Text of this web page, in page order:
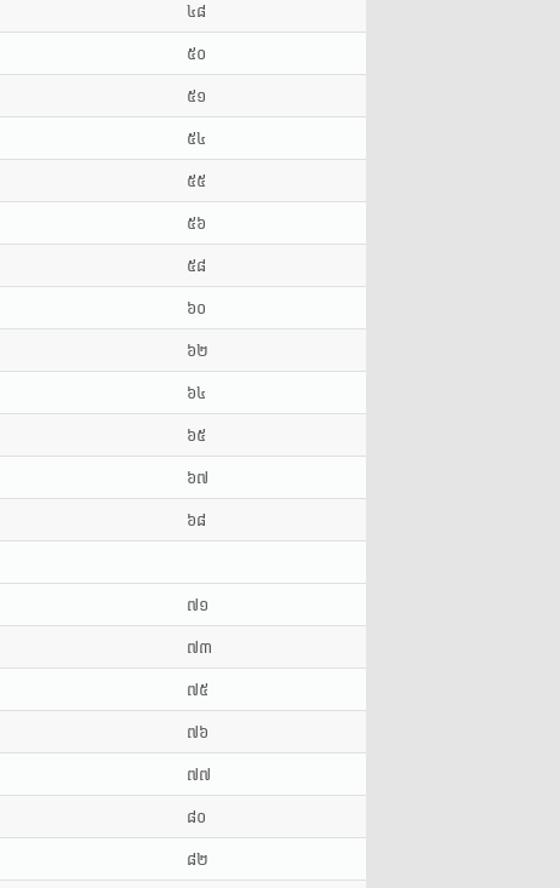
៤៨
៥០
៥១
៥៤
៥៥
៥៦
៥៨
៦០
៦២
៦៤
៦៥
៦៧
៦៨
៧១
៧៣
៧៥
៧៦
៧៧
៨០
៨២